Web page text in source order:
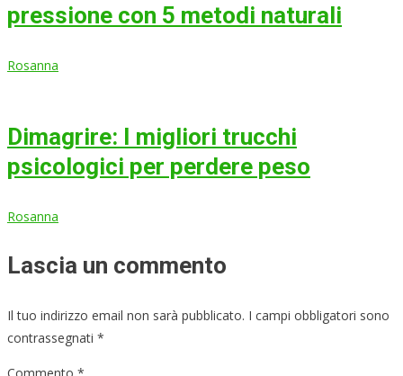
pressione con 5 metodi naturali
Rosanna
Dimagrire: I migliori trucchi
psicologici per perdere peso
Rosanna
Lascia un commento
Il tuo indirizzo email non sarà pubblicato. I campi obbligatori sono
contrassegnati *